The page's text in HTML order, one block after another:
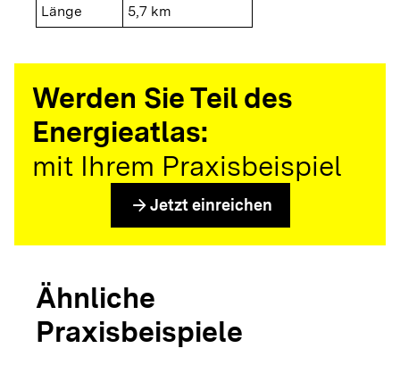
Länge
5,7 km
Werden Sie Teil des
Energieatlas:
mit Ihrem Praxisbeispiel
arrow_forward Jetzt einreichen
Ähnliche
Praxisbeispiele